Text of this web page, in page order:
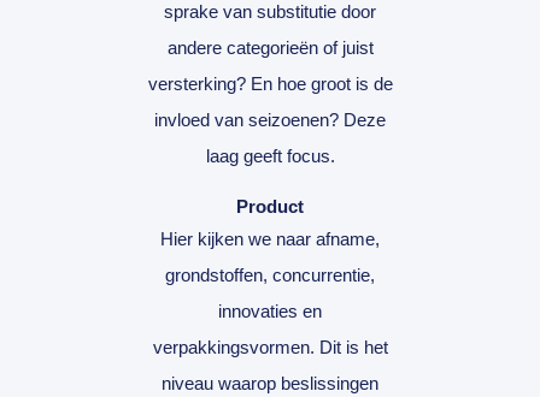
sprake van substitutie door
andere categorieën of juist
versterking? En hoe groot is de
invloed van seizoenen? Deze
laag geeft focus.
Product
Hier kijken we naar afname,
grondstoffen, concurrentie,
innovaties en
verpakkingsvormen. Dit is het
niveau waarop beslissingen